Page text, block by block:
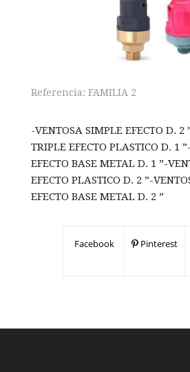
Referencia: FAMILIA 2
-VENTOSA SIMPLE EFECTO D. 2
TRIPLE EFECTO PLASTICO D. 1
EFECTO BASE METAL D. 1 ”-
EFECTO PLASTICO D. 2 ”-
EFECTO BASE METAL D. 2 ”
Facebook Pinterest